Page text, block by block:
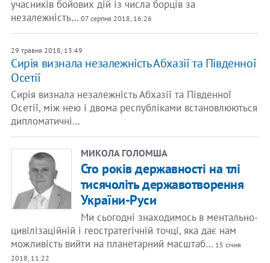
учасників бойових дій із числа борців за
незалежність… 07 серпня 2018, 16:26
29 травня 2018, 13:49
Сирія визнала незалежність Абхазії та Південної
Осетії
Сирія визнала незалежність Абхазії та Південної
Осетії, між нею і двома республіками встановлюються
дипломатичні…
МИКОЛА ГОЛОМША
Сто років державності на тлі
тисячоліть державотворення
України-Руси
Ми сьогодні знаходимось в ментально-
цивілізаційній і геостратегічній точці, яка дає нам
можливість вийти на планетарний масштаб… 15 січня
2018, 11:22